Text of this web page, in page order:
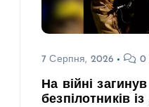
7 Серпня, 2026 0
На війні
безпілотників